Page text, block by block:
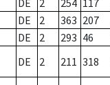
DE 2 254 117
DE 2 363 207
DE 2 293 46
DE 2 211 318